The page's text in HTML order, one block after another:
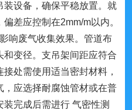
设备，确保平稳放置。就
差应控制在2mm/m以内。
响废气收集效果。管道布
变径。支吊架间距应符合
处需使用适当密封材料，
应选择耐腐蚀管材或在普
完成后需进行 气密性测